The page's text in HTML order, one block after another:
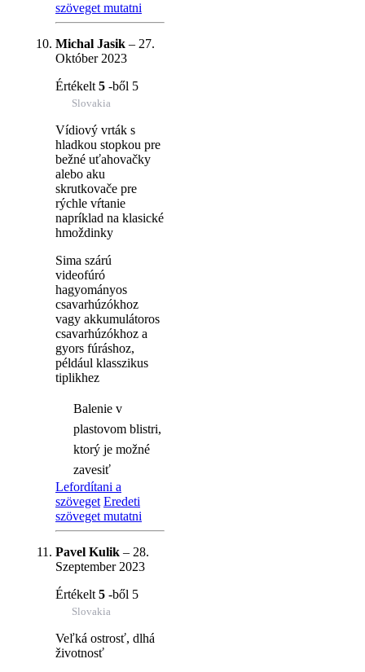
szöveget mutatni
Michal Jasik – 27.
Október 2023
Értékelt 5 -ből 5
Slovakia
Vídiový vrták s
hladkou stopkou pre
bežné uťahovačky
alebo aku
skrutkovače pre
rýchle vŕtanie
napríklad na klasické
hmoždinky
Sima szárú
videofúró
hagyományos
csavarhúzókhoz
vagy akkumulátoros
csavarhúzókhoz a
gyors fúráshoz,
például klasszikus
tiplikhez
Balenie v
plastovom blistri,
ktorý je možné
zavesiť
Lefordítani a
szöveget Eredeti
szöveget mutatni
Pavel Kulik – 28.
Szeptember 2023
Értékelt 5 -ből 5
Slovakia
Veľká ostrosť, dlhá
životnosť